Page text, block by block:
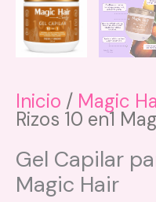
Inicio / Magic
Rizos 10 en1
Gel Capilar
Magic Hair